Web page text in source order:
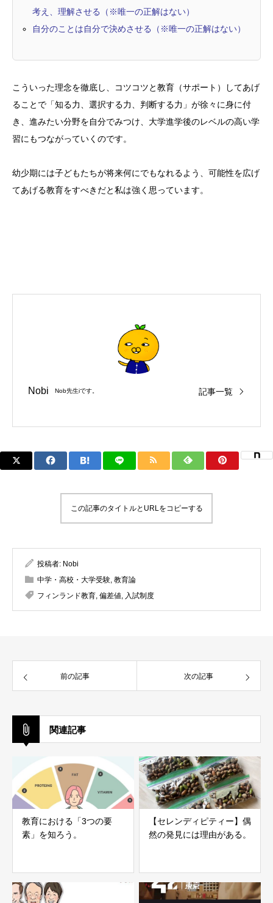
考え、理解させる（※唯一の正解はない）
自分のことは自分で決めさせる（※唯一の正解はない）
こういった理念を徹底し、コツコツと教育（サポート）してあげ
ることで「知る力、選択する力、判断する力」が徐々に身に付
き、進みたい分野を自分でみつけ、大学進学後のレベルの高い学
習にもつながっていくのです。
幼少期には子どもたちが将来何にでもなれるよう、可能性を広げ
てあげる教育をすべきだと私は強く思っています。
Nobi Nob先生iです。 記事一覧
この記事のタイトルとURLをコピーする
投稿者: Nobi
中学・高校・大学受験 教育論
フィンランド教育 偏差値 入試制度
前の記事 次の記事
関連記事
教育における「3つの要
素」を知ろう。
【セレンディピティー】偶
然の発見には理由がある。